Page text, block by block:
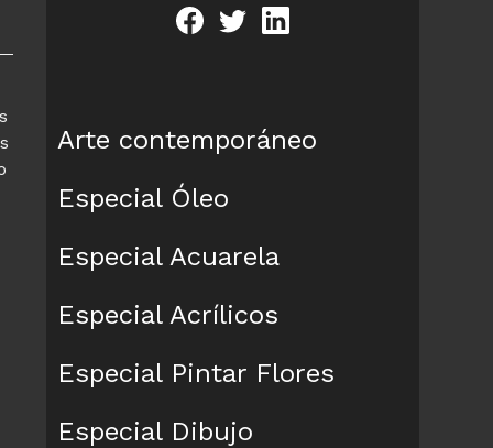
Arte contemporáneo
Especial Óleo
Especial Acuarela
Especial Acrílicos
Especial Pintar Flores
Especial Dibujo